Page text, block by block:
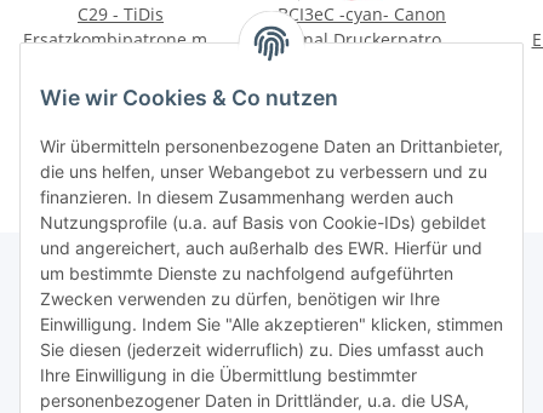
C29 - TiDis
Ersatzkombipatrone mit
BCI6ePM/BCI3ePM -
BCI3eC -cyan- Canon
Original Druckerpatrone
-4480A002-
TiDis Lizenzsystem
Meist besuchte Seiten:
Wie wir Cookies & Co nutzen
Wir übermitteln personenbezogene Daten an Drittanbieter,
die uns helfen, unser Webangebot zu verbessern und zu
finanzieren. In diesem Zusammenhang werden auch
Nutzungsprofile (u.a. auf Basis von Cookie-IDs) gebildet
und angereichert, auch außerhalb des EWR. Hierfür und
um bestimmte Dienste zu nachfolgend aufgeführten
Zwecken verwenden zu dürfen, benötigen wir Ihre
Einwilligung. Indem Sie "Alle akzeptieren" klicken, stimmen
Sie diesen (jederzeit widerruflich) zu. Dies umfasst auch
Ihre Einwilligung in die Übermittlung bestimmter
personenbezogener Daten in Drittländer, u.a. die USA,